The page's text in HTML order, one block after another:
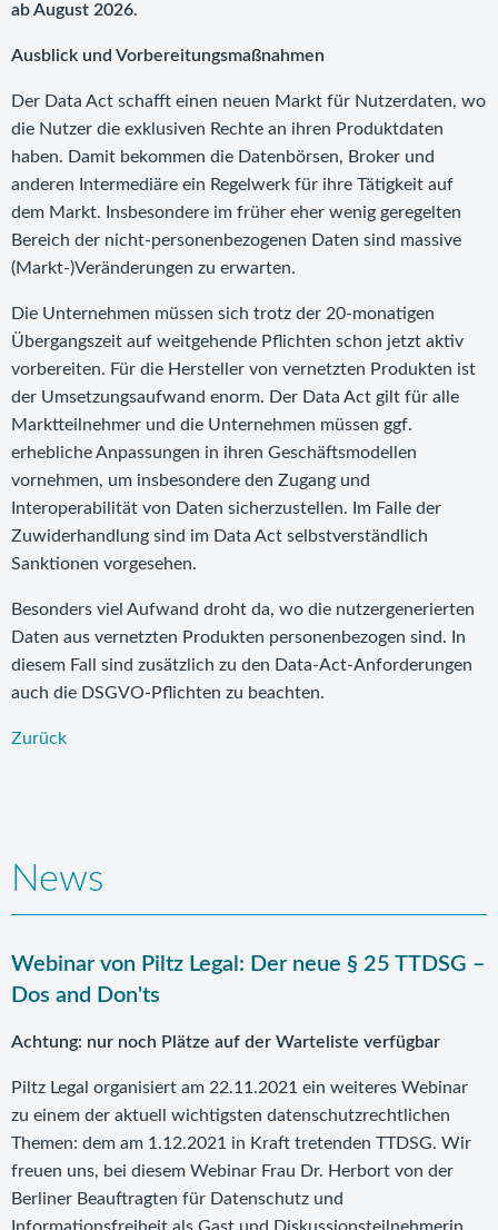
ab August 2026.
Ausblick und Vorbereitungsmaßnahmen
Der Data Act schafft einen neuen Markt für Nutzerdaten, wo
die Nutzer die exklusiven Rechte an ihren Produktdaten
haben. Damit bekommen die Datenbörsen, Broker und
anderen Intermediäre ein Regelwerk für ihre Tätigkeit auf
dem Markt. Insbesondere im früher eher wenig geregelten
Bereich der nicht-personenbezogenen Daten sind massive
(Markt-)Veränderungen zu erwarten.
Die Unternehmen müssen sich trotz der 20-monatigen
Übergangszeit auf weitgehende Pflichten schon jetzt aktiv
vorbereiten. Für die Hersteller von vernetzten Produkten ist
der Umsetzungsaufwand enorm. Der Data Act gilt für alle
Marktteilnehmer und die Unternehmen müssen ggf.
erhebliche Anpassungen in ihren Geschäftsmodellen
vornehmen, um insbesondere den Zugang und
Interoperabilität von Daten sicherzustellen. Im Falle der
Zuwiderhandlung sind im Data Act selbstverständlich
Sanktionen vorgesehen.
Besonders viel Aufwand droht da, wo die nutzergenerierten
Daten aus vernetzten Produkten personenbezogen sind. In
diesem Fall sind zusätzlich zu den Data-Act-Anforderungen
auch die DSGVO-Pflichten zu beachten.
Zurück
News
Webinar von Piltz Legal: Der neue § 25 TTDSG –
Dos and Don'ts
Achtung: nur noch Plätze auf der Warteliste verfügbar
Piltz Legal organisiert am 22.11.2021 ein weiteres Webinar
zu einem der aktuell wichtigsten datenschutzrechtlichen
Themen: dem am 1.12.2021 in Kraft tretenden TTDSG. Wir
freuen uns, bei diesem Webinar Frau Dr. Herbort von der
Berliner Beauftragten für Datenschutz und